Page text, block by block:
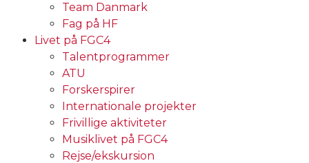
Team Danmark
Fag på HF
Livet på FGC4
Talentprogrammer
ATU
Forskerspirer
Internationale projekter
Frivillige aktiviteter
Musiklivet på FGC4
Rejse/ekskursion